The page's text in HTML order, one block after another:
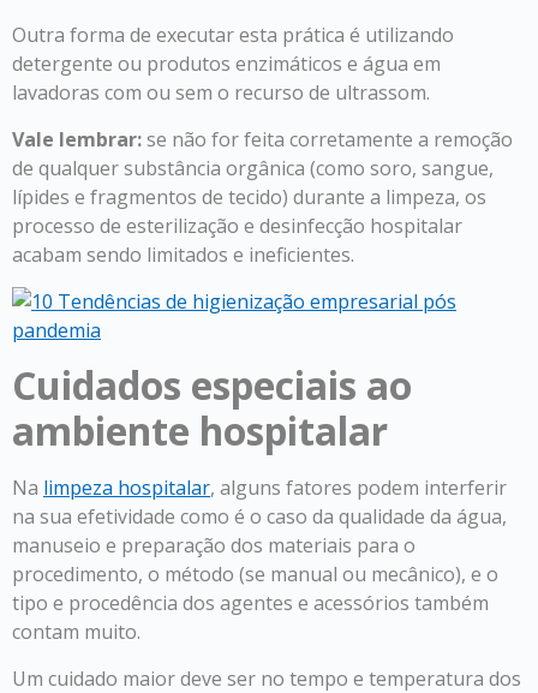
Outra forma de executar esta prática é utilizando
detergente ou produtos enzimáticos e água em
lavadoras com ou sem o recurso de ultrassom.
Vale lembrar:se não for feita corretamente a remoção
de qualquer substância orgânica (como soro, sangue,
lípides e fragmentos de tecido) durante a limpeza, os
processo de esterilização e desinfecção hospitalar
acabam sendo limitados e ineficientes.
Cuidados especiais ao
ambiente hospitalar
Na limpeza hospitalar, alguns fatores podem interferir
na sua efetividade como é o caso da qualidade da água,
manuseio e preparação dos materiais para o
procedimento, o método (se manual ou mecânico), e o
tipo e procedência dos agentes e acessórios também
contam muito.
Um cuidado maior deve ser no tempo e temperatura dos